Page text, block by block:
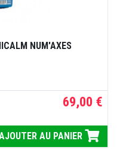
NUM'AXES
69,00 €
AU PANIER